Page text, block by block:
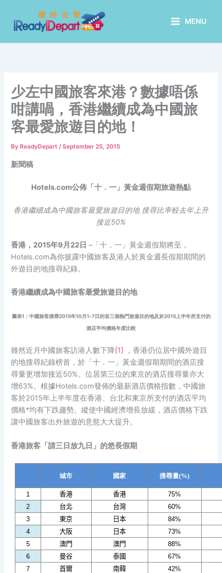
content
MENU
少左中國旅客來港？數據唔係
咁講喎，香港繼續成為中國旅
客最愛旅遊目的地！
By ReadyDepart/September 25, 2015
新聞稿
Hotels.com公佈「十．一」黃金週假期旅遊熱點
香港繼續成為中國旅客最愛旅遊目的地 搜尋比率較去年上升
接近50%
香港，2015年9月22日 –「十．一」黃金週假期將至，
Hotels.com為你披露中國旅客及港人於黃金週長假期期間的
外遊目的地搜尋紀錄。
香港繼續成為中國旅客最愛旅遊目的地
圖表1：中國旅客搜尋2015年10月1-7日的首三個熱門旅遊目的地及於2015上半年所支付的
酒店平均價格年度比較
雖然近月中國旅客訪港人數下降 [1]
，香港仍位居中國外遊目
的地搜尋紀錄榜首，於「十．一」黃金週假期期間的酒店搜
尋量更增加接近50%。位居第三位的東京的酒店搜尋量亦大
增63%。根據Hotels.com發佈的最新酒店價格指數，中國旅
客於2015年上半年度在香港、台北和東京所支付的酒店平均
價格*均有下跌趨勢。縱使中國經濟增長放緩，酒店價格下跌
讓中國旅客出外旅遊的意慾大大提升。
香港旅客「請三日放九日」的悠長假期
城市 國家 搜尋量(%)
1 香港 香港
75%
2
台北 台灣
60%
3
東京 日本
84%
4
大阪 日本
73%
5
澳門 澳門
88%
6
曼谷 泰國
67%
7
首爾 南韓
42%